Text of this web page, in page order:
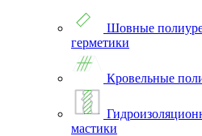
Шовные
герметики
Кровельные
мастики